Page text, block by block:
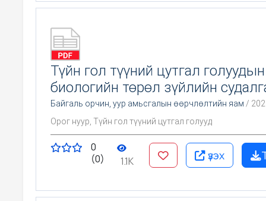
Түйн гол түүний цутгал голуудын
биологийн төрөл зүйлийн
Байгаль орчин, уур амьсгалын өөрчлөлтийн яам /
Орог нуур, Түйн гол түүний цутгал голууд
0
(0)
1.1K үзэх